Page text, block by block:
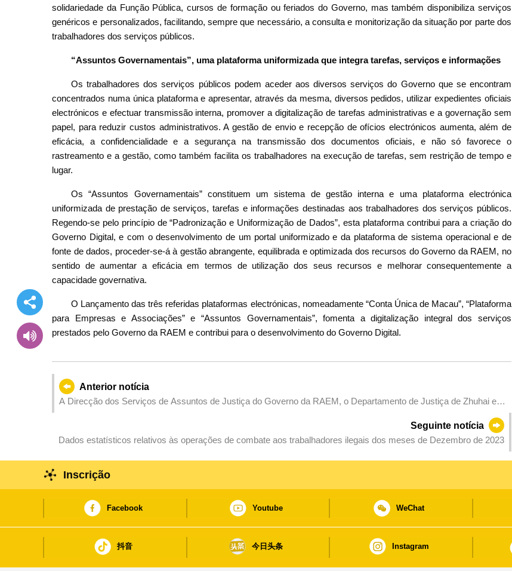
solidariedade da Função Pública, cursos de formação ou feriados do Governo, mas também disponibiliza serviços
genéricos e personalizados, facilitando, sempre que necessário, a consulta e monitorização da situação por parte dos
trabalhadores dos serviços públicos.
“Assuntos Governamentais”, uma plataforma uniformizada que integra tarefas, serviços e informações
Os trabalhadores dos serviços públicos podem aceder aos diversos serviços do Governo que se encontram
concentrados numa única plataforma e apresentar, através da mesma, diversos pedidos, utilizar expedientes oficiais
electrónicos e efectuar transmissão interna, promover a digitalização de tarefas administrativas e a governação sem
papel, para reduzir custos administrativos. A gestão de envio e recepção de ofícios electrónicos aumenta, além de
eficácia, a confidencialidade e a segurança na transmissão dos documentos oficiais, e não só favorece o
rastreamento e a gestão, como também facilita os trabalhadores na execução de tarefas, sem restrição de tempo e
lugar.
Os “Assuntos Governamentais” constituem um sistema de gestão interna e uma plataforma electrónica
uniformizada de prestação de serviços, tarefas e informações destinadas aos trabalhadores dos serviços públicos.
Regendo-se pelo princípio de “Padronização e Uniformização de Dados”, esta plataforma contribui para a criação do
Governo Digital, e com o desenvolvimento de um portal uniformizado e da plataforma de sistema operacional e de
fonte de dados, proceder-se-á à gestão abrangente, equilibrada e optimizada dos recursos do Governo da RAEM, no
sentido de aumentar a eficácia em termos de utilização dos seus recursos e melhorar consequentemente a
capacidade governativa.
O Lançamento das três referidas plataformas electrónicas, nomeadamente “Conta Única de Macau”, “Plataforma
para Empresas e Associações” e “Assuntos Governamentais”, fomenta a digitalização integral dos serviços
prestados pelo Governo da RAEM e contribui para o desenvolvimento do Governo Digital.
Anterior notícia
A Direcção dos Serviços de Assuntos de Justiça do Governo da RAEM, o Departamento de Justiça de Zhuhai e a
Seguinte notícia
Dados estatísticos relativos às operações de combate aos trabalhadores ilegais dos meses de Dezembro de 2023
Inscrição
Facebook Youtube WeChat
抖音 今日头条 Instagram